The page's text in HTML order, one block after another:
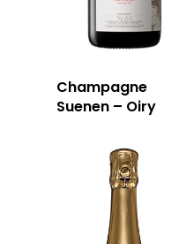
Champagne
Suenen – Oiry